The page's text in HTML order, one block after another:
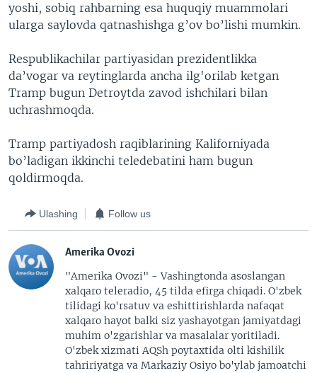
yoshi, sobiq rahbarning esa huquqiy muammolari
ularga saylovda qatnashishga g’ov bo’lishi mumkin.
Respublikachilar partiyasidan prezidentlikka
da’vogar va reytinglarda ancha ilg'orilab ketgan
Tramp bugun Detroytda zavod ishchilari bilan
uchrashmoqda.
Tramp partiyadosh raqiblarining Kaliforniyada
bo’ladigan ikkinchi teledebatini ham bugun
qoldirmoqda.
Ulashing Follow us
Amerika Ovozi
"Amerika Ovozi" - Vashingtonda asoslangan
xalqaro teleradio, 45 tilda efirga chiqadi. O'zbek
tilidagi ko'rsatuv va eshittirishlarda nafaqat
xalqaro hayot balki siz yashayotgan jamiyatdagi
muhim o'zgarishlar va masalalar yoritiladi.
O'zbek xizmati AQSh poytaxtida olti kishilik
tahririyatga va Markaziy Osiyo bo'ylab jamoatchi